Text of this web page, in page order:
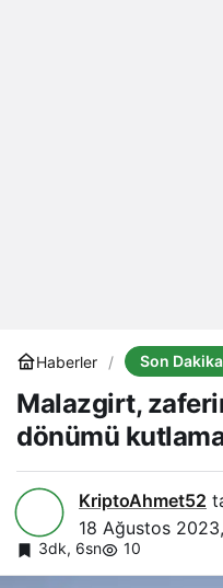
Haberler Son
Malazgirt,
dönümü
KriptoAhmet52
18 Ağustos
3dk, 6sn 10